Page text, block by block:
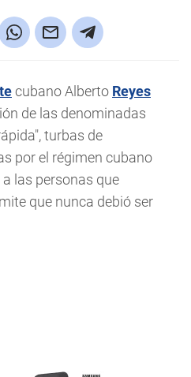
cubano Alberto Reyes
de las denominadas
turbas de
por el régimen cubano
las personas que
que nunca debió ser